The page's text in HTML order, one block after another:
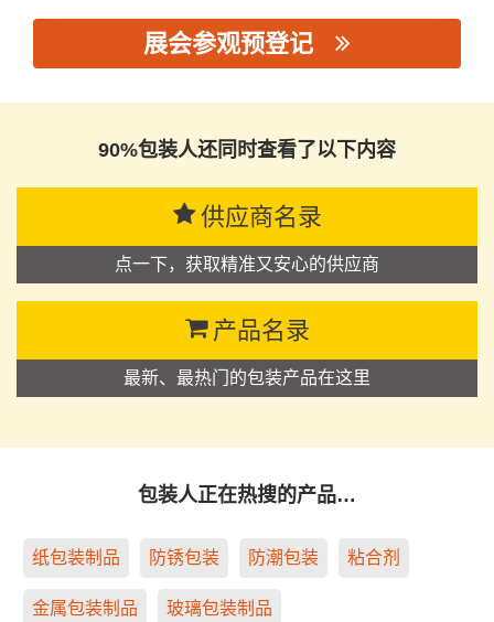
展会参观预登记
90%包装人还同时查看了以下内容
供应商名录
点一下，获取精准又安心的供应商
产品名录
最新、最热门的包装产品在这里
包装人正在热搜的产品…
纸包装制品 防锈包装 防潮包装 粘合剂
金属包装制品 玻璃包装制品